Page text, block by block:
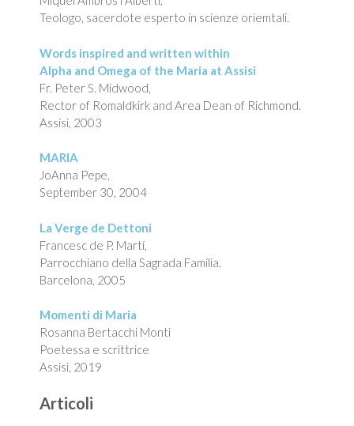
Teologo, sacerdote esperto in scienze oriemtali.
Words inspired and written within
Alpha and Omega of the Maria at Assisi
Fr. Peter S. Midwood,
Rector of Romaldkirk and Area Dean of Richmond.
Assisi, 2003
MARIA
JoAnna Pepe,
September 30, 2004
La Verge de Dettoni
Francesc de P. Martí,
Parrocchiano della Sagrada Família.
Barcelona, 2005
Momenti di Maria
Rosanna Bertacchi Monti
Poetessa e scrittrice
Assisi, 2019
Articoli